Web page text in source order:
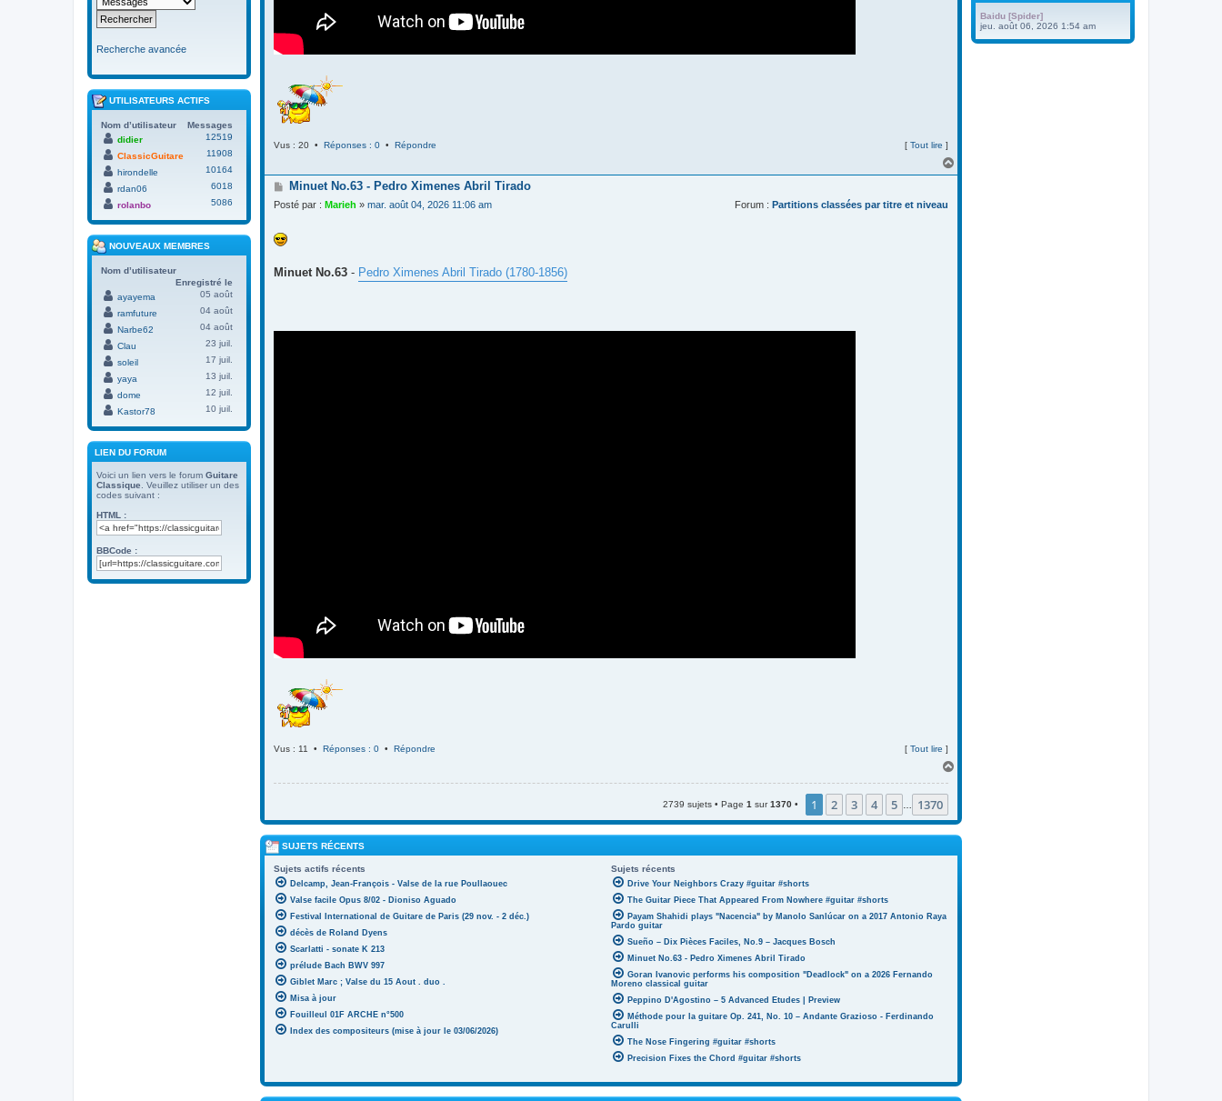
Vus : 20 • Réponses : 0 • Répondre [ Tout lire ]
a
M
s
a
g
Minuet No.63 - Pedro Ximenes Abril Tirado
Posté par : Marieh » mar. août 04, 2026 11:06 am Forum : Partitions classées par titre et niveau
Minuet No.63 - Pedro Ximenes Abril Tirado (1780-1856)
Vus : 11 • Réponses : 0 • Répondre [ Tout lire ]
2739 sujets • Page 1 sur1370 • 1 2 3 4 5 1370
SUJETS RÉCENTS
Sujets actifs récents Sujets récents
Delcamp, Jean-François - Valse de la rue Poullaouec
Valse facile Opus 8/02 - Dioniso Aguado
Festival International de Guitare de Paris (29 nov. - 2 déc.)
décès de Roland Dyens
Scarlatti - sonate K 213
prélude Bach BWV 997
Giblet Marc ; Valse du 15 Aout . duo .
Misa à jour
Fouilleul 01F ARCHE n°500
Index des compositeurs (mise à jour le 03/06/2026)
Drive Your Neighbors Crazy #guitar #shorts
The Guitar Piece That Appeared From Nowhere #guitar #shorts
Payam Shahidi plays "Nacencia" by Manolo Sanlúcar on a 2017 Antonio Raya
Pardo guitar
Sueño – Dix Pièces Faciles, No.9 – Jacques Bosch
Minuet No.63 - Pedro Ximenes Abril Tirado
Goran Ivanovic performs his composition "Deadlock" on a 2026 Fernando
Moreno classical guitar
Peppino D'Agostino – 5 Advanced Etudes | Preview
Méthode pour la guitare Op. 241, No. 10 – Andante Grazioso - Ferdinando
Carulli
The Nose Fingering #guitar #shorts
Precision Fixes the Chord #guitar #shorts
Recherche avancée
UTILISATEURS ACTIFS
Nom d’utilisateur
Messages
didier
12519
ClassicGuitare
11908
hirondelle
10164
rdan06
6018
rolanbo
5086
NOUVEAUX MEMBRES
Nom d’utilisateur
Enregistré le
ayayema
05 août
ramfuture
04 août
Narbe62
04 août
Clau
23 juil.
soleil
17 juil.
yaya
13 juil.
dome
12 juil.
Kastor78
10 juil.
LIEN DU FORUM
Voici un lien vers le forum Guitare
Classique. Veuillez utiliser un des
codes suivant :
HTML :
BBCode :
Baidu [Spider]
jeu. août 06, 2026 1:54 am